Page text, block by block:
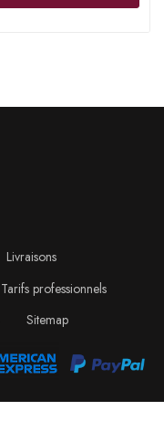
Livraisons
Tarifs professionnels
Sitemap